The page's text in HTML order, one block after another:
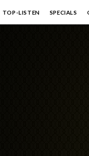
TOP-LISTEN SPECIALS